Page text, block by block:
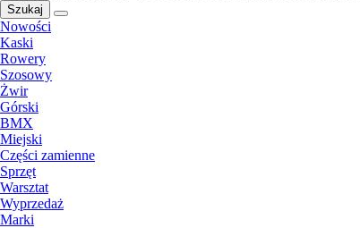
Szukaj
Nowości
Kaski
Rowery
Szosowy
Żwir
Górski
BMX
Miejski
Części zamienne
Sprzęt
Warsztat
Wyprzedaż
Marki